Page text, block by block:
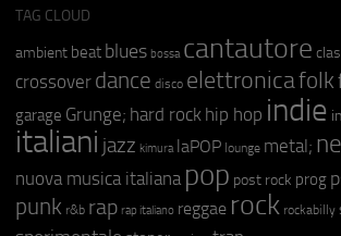
TAG CLOUD
ambient beat blues bossa cantautore
crossover dance disco elettronicafolk
garage Grunge; hard rock hip hop indie
italiani jazz kimura laPOP lounge metal;
nuova musica italiana pop post rock prog
punk r&b rap rap italiano reggae rock rockabilly